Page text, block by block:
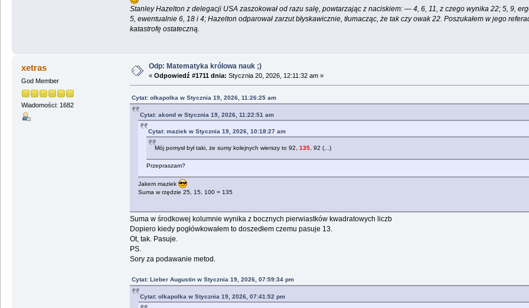
Stanley Hazelton z delegacji USA zaszokował od razu salę, powtarzając z naciskiem: — 4, 6, 11, z czego wynika 22; 5, 9,
5, ewentualnie 6, 18 i 4; Hazelton odparował zarzut błyskawicznie, tłumacząc, że tak czy owak 22. Poszukałem w jego
katastrofę ostateczną.
xetras
God Member
Wiadomości: 1682
Odp: Matematyka królowa nauk ;)
« Odpowiedź #1711 dnia: Stycznia 20, 2026, 12:11:32 am »
Cytat: olkapolka w Stycznia 19, 2026, 11:26:25 am
Cytat: akond w Stycznia 19, 2026, 11:22:51 am
Cytat: maziek w Stycznia 19, 2026, 10:18:27 am
Mój pomysł był taki, że sumy kolejnych wierszy to 92, 135, 92 (...)
Przepraszam?
Jakem maziek
Suma w rzędzie 25, 15, 100 = 135
Suma w środkowej kolumnie wynika z bocznych pierwiastków kwadratowych liczb
Dopiero kiedy pogłówkowałem to doszedłem czemu pasuje 13.
Ot, tak. Pasuje.
PS.
Sory za podawanie metod.
Cytat: Lieber Augustin w Stycznia 19, 2026, 07:59:34 pm
Cytat: olkapolka w Stycznia 19, 2026, 07:41:52 pm